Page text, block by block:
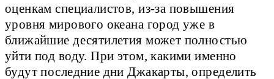
оценкам специалистов, из-за повышения
уровня мирового океана город уже в
ближайшие десятилетия может полностью
уйти под воду. При этом, какими именно
будут последние дни Джакарты, определить